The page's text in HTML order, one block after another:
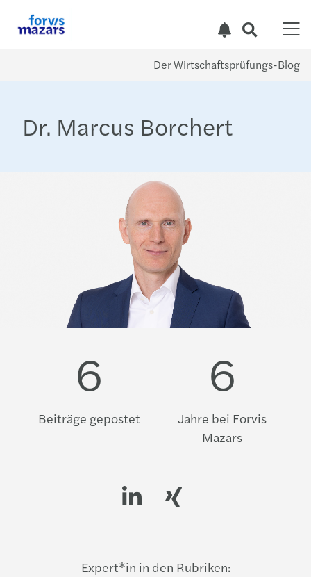
Der Wirtschaftsprüfungs-Blog
Dr. Marcus Borchert
6
Beiträge gepostet
6
Jahre bei Forvis
Mazars
LinkedIn profile
Expert*in in den Rubriken: